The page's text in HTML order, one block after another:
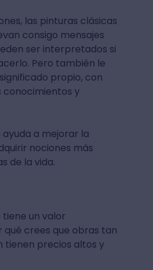
las pinturas clásicas
consigo mensajes
ser interpretados si
Pero también le
propio, con
conocimientos y
a mejorar la
nociones más
de la vida.
un valor
qué crees que obras tan
tienen precios altos y